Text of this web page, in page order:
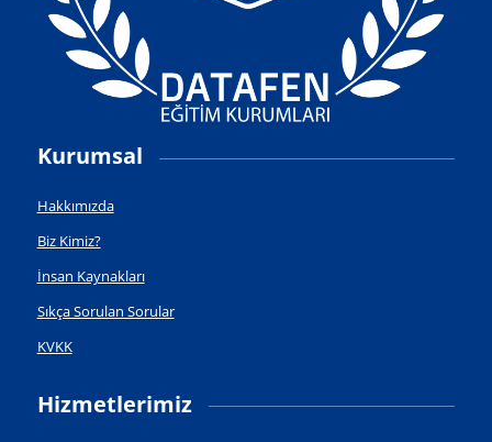
Kurumsal
Hakkımızda
Biz Kimiz?
İnsan Kaynakları
Sıkça Sorulan Sorular
KVKK
Hizmetlerimiz